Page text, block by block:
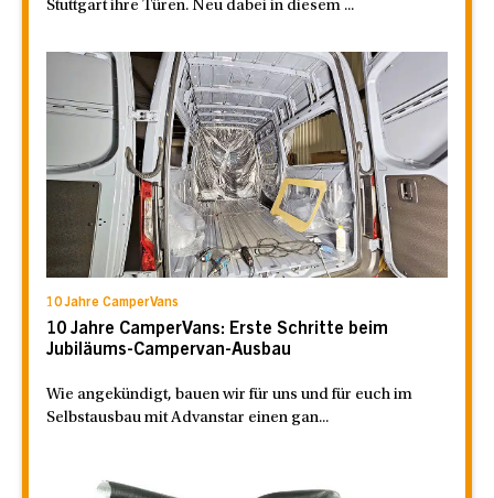
Stuttgart ihre Türen. Neu dabei in diesem ...
10 Jahre CamperVans
10 Jahre CamperVans: Erste Schritte beim
Jubiläums-Campervan-Ausbau
Wie angekündigt, bauen wir für uns und für euch im
Selbstausbau mit Advanstar einen gan...